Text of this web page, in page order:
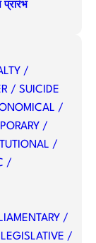
प्रारंभ
/
/ SUICIDE
/
/
/
/
/
/